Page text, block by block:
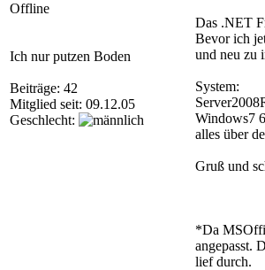
Offline
Ich nur putzen Boden
Beiträge: 42
Mitglied seit: 09.12.05
Geschlecht:
Das .NET
Bevor ich
und neu zu
System:
Windows7
alles über
Gruß und
*Da
angepasst.
lief durch.